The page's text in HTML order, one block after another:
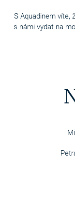
S Aquadinem víte,
s námi vydat na